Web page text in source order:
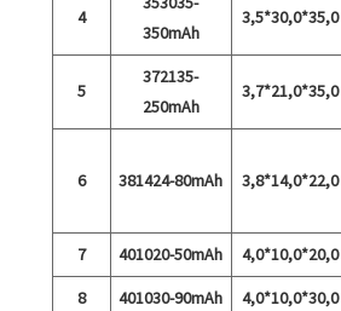
4
350mAh
3,5*30,0*35,0
5
372135-
250mAh
3,7*21,0*35,0
6 381424-80mAh 3,8*14,0*22,0
7
401020-50mAh 4,0*10,0*20,0
8
401030-90mAh 4,0*10,0*30,0